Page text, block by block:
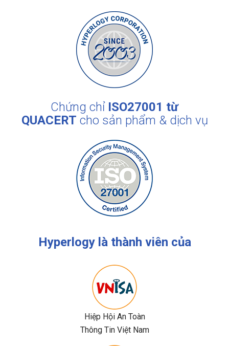
Chứng chỉ ISO27001 từ
QUACERT cho sản phẩm & dịch vụ
Hyperlogylà thành viên của
Hiệp Hội An Toàn
Thông Tin Việt Nam